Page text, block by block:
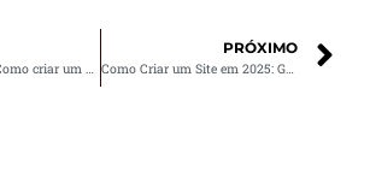
Passo-a-passo: Como criar um site incrível do zero
PRÓXIMO
Como Criar um Site em 2025: Guia Passo a Passo para Rankear no Google [+Checklist Gratuito]